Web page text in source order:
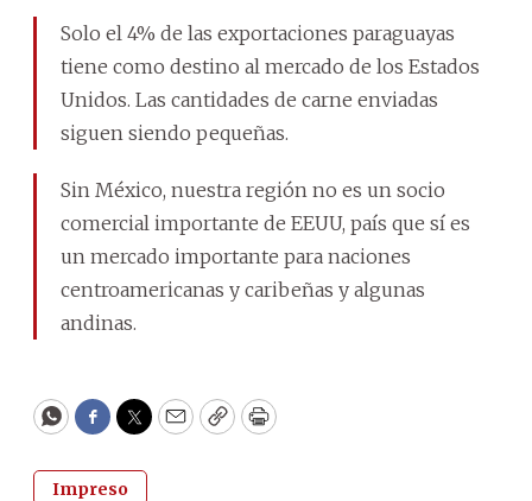
Solo el 4% de las exportaciones paraguayas
tiene como destino al mercado de los Estados
Unidos. Las cantidades de carne enviadas
siguen siendo pequeñas.
Sin México, nuestra región no es un socio
comercial importante de EEUU, país que sí es
un mercado importante para naciones
centroamericanas y caribeñas y algunas
andinas.
WhatsApp
Facebook
Twitter
EmailCopyPrint
Impreso